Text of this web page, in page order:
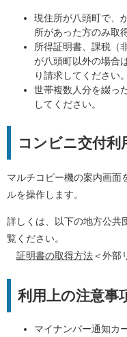
現住所が八頭町で、
所があった方のみ取
所得証明書、課税（
が八頭町以外の場合
り請求してください。
世帯複数人分を綴っ
してください。
コンビニ交付利
マルチコピー機の案内画面
ルを操作します。
詳しくは、以下の地方公共
覧ください。
証明書の取得方法＜外部
利用上の注意事
マイナンバー通知カ